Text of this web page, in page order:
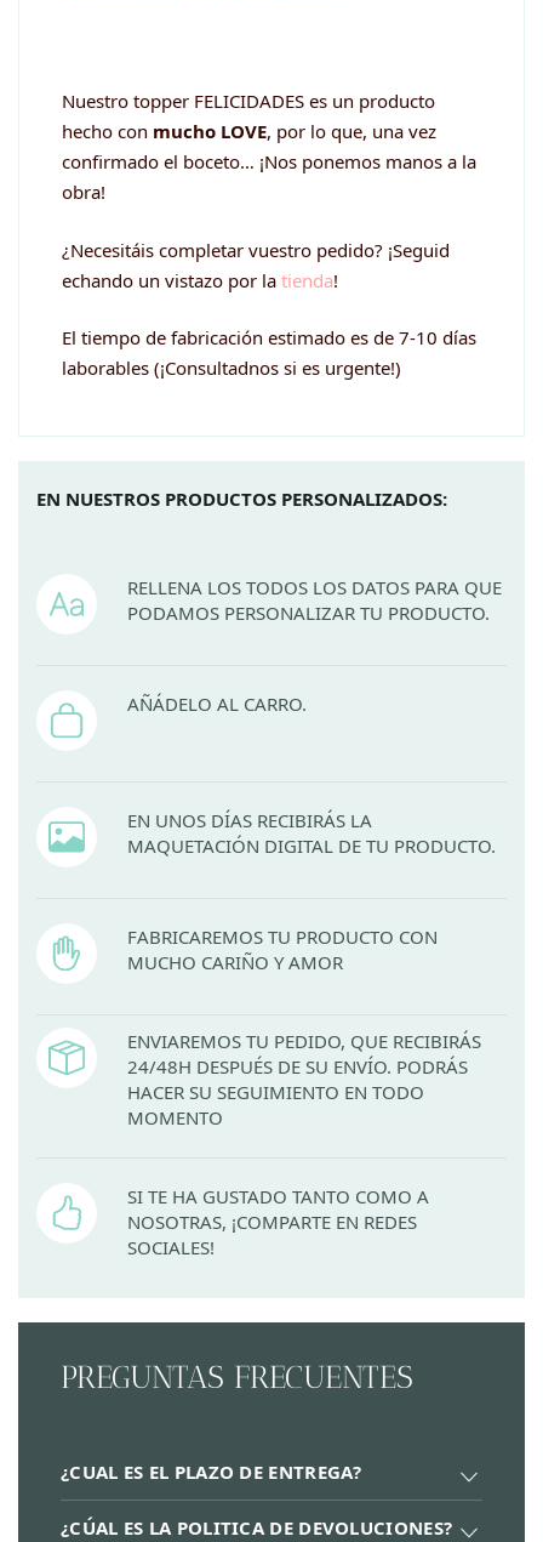
Nuestro topper FELICIDADES es un producto
hecho con mucho LOVE, por lo que, una vez
confirmado el boceto… ¡Nos ponemos manos a la
obra!
¿Necesitáis completar vuestro pedido? ¡Seguid
echando un vistazo por la tienda!
El tiempo de fabricación estimado es de 7-10 días
laborables (¡Consultadnos si es urgente!)
EN NUESTROS PRODUCTOS PERSONALIZADOS:
RELLENA LOS TODOS LOS DATOS PARA QUE
PODAMOS PERSONALIZAR TU PRODUCTO.
AÑÁDELO AL CARRO.
EN UNOS DÍAS RECIBIRÁS LA
MAQUETACIÓN DIGITAL DE TU PRODUCTO.
FABRICAREMOS TU PRODUCTO CON
MUCHO CARIÑO Y AMOR
ENVIAREMOS TU PEDIDO, QUE RECIBIRÁS
24/48H DESPUÉS DE SU ENVÍO. PODRÁS
HACER SU SEGUIMIENTO EN TODO
MOMENTO
SI TE HA GUSTADO TANTO COMO A
NOSOTRAS, ¡COMPARTE EN REDES
SOCIALES!
PREGUNTAS FRECUENTES
¿CUAL ES EL PLAZO DE ENTREGA?
¿CÚAL ES LA POLITICA DE DEVOLUCIONES?